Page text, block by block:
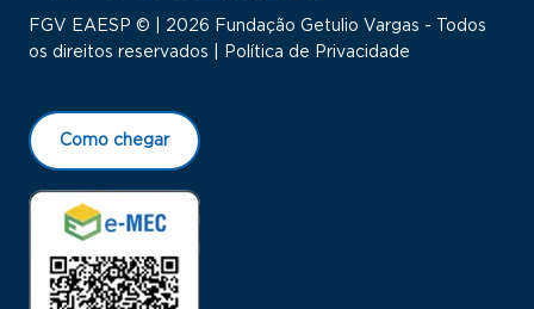
FGV EAESP © | 2026 Fundação Getulio Vargas - Todos
os direitos reservados |
Política de Privacidade
Como chegar